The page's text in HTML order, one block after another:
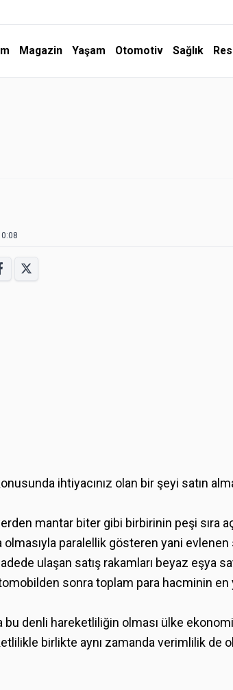
Magazin Yaşam Otomotiv Sağlık
ihtiyacınız olan bir şeyi satın
mantar biter gibi birbirinin peşi sıra
paralellik gösteren yani evlenen
ulaşan satış rakamları beyaz eşya
sonra toplam para hacminin
denli hareketliliğin olması ülke
birlikte aynı zamanda verimlilik de